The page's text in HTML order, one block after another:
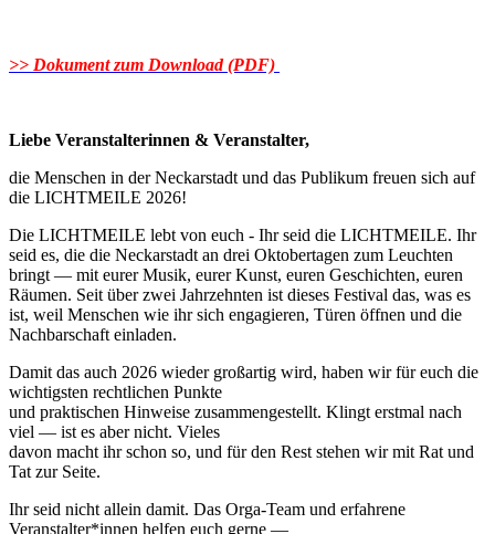
>> Dokument zum Download (PDF)
Liebe Veranstalterinnen & Veranstalter,
die Menschen in der Neckarstadt und das Publikum freuen sich auf
die LICHTMEILE 2026!
Die LICHTMEILE lebt von euch - Ihr seid die LICHTMEILE. Ihr
seid es, die die Neckarstadt an drei Oktobertagen zum Leuchten
bringt — mit eurer Musik, eurer Kunst, euren Geschichten, euren
Räumen. Seit über zwei Jahrzehnten ist dieses Festival das, was es
ist, weil Menschen wie ihr sich engagieren, Türen öffnen und die
Nachbarschaft einladen.
Damit das auch 2026 wieder großartig wird, haben wir für euch die
wichtigsten rechtlichen Punkte
und praktischen Hinweise zusammengestellt. Klingt erstmal nach
viel — ist es aber nicht. Vieles
davon macht ihr schon so, und für den Rest stehen wir mit Rat und
Tat zur Seite.
Ihr seid nicht allein damit. Das Orga-Team und erfahrene
Veranstalter*innen helfen euch gerne —